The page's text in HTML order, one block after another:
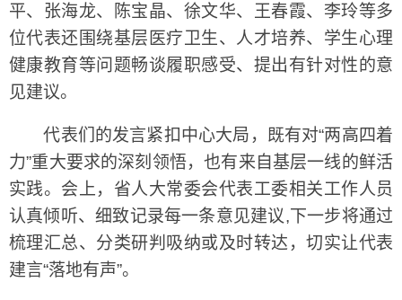
平、张海龙、陈宝晶、徐文华、王春霞、李玲等多
位代表还围绕基层医疗卫生、人才培养、学生心理
健康教育等问题畅谈履职感受、提出有针对性的意
见建议。
代表们的发言紧扣中心大局，既有对“两高四着
力”重大要求的深刻领悟，也有来自基层一线的鲜活
实践。会上，省人大常委会代表工委相关工作人员
认真倾听、细致记录每一条意见建议,下一步将通过
梳理汇总、分类研判吸纳或及时转达，切实让代表
建言“落地有声”。